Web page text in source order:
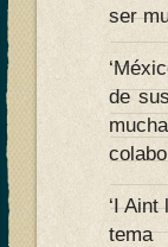
ser
de
‘I
tema